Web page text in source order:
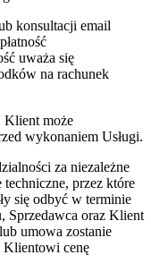
konsultacji email
uważa się
na rachunek
Klient może
wykonaniem Usługi.
za niezależne
przez które
się odbyć w terminie
Sprzedawca oraz Klient
umowa zostanie
Klientowi cenę